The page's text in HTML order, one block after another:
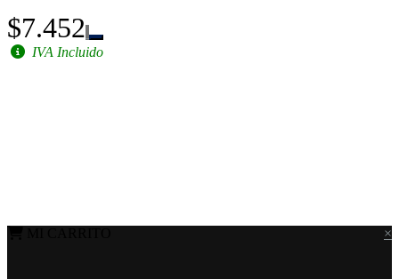
$7.452
IVA Incluido
×